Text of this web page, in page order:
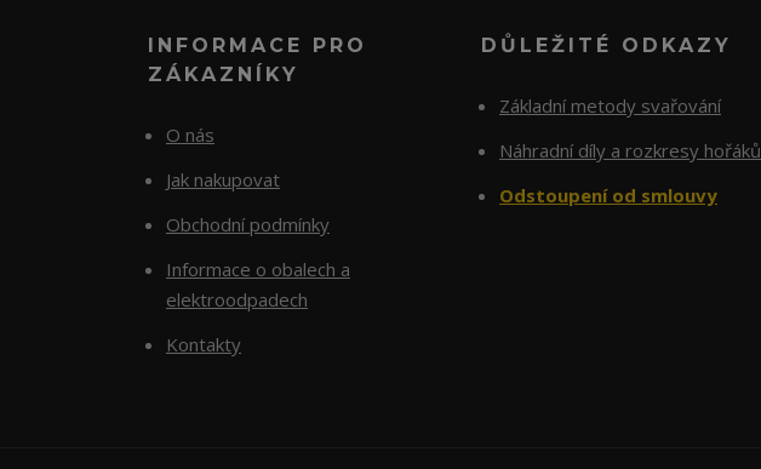
INFORMACE PRO
ZÁKAZNÍKY
O nás
Jak nakupovat
Obchodní podmínky
Informace o obalech a
elektroodpadech
Kontakty
DŮLEŽITÉ ODKAZY
Základní metody svařování
Náhradní díly a rozkresy hořáků
Odstoupení od smlouvy